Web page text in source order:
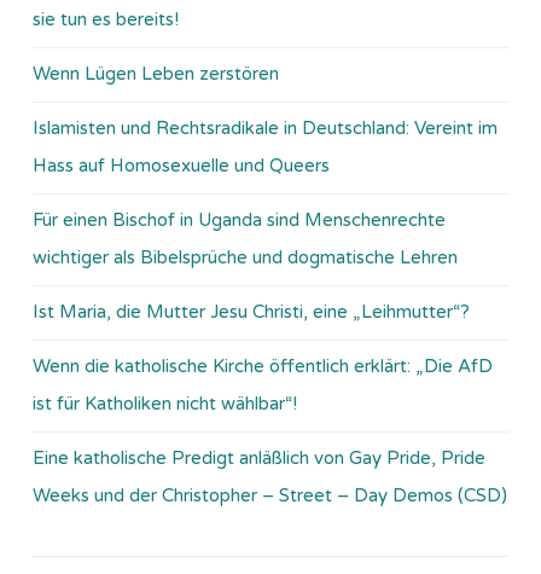
sie tun es bereits!
Wenn Lügen Leben zerstören
Islamisten und Rechtsradikale in Deutschland: Vereint im
Hass auf Homosexuelle und Queers
Für einen Bischof in Uganda sind Menschenrechte
wichtiger als Bibelsprüche und dogmatische Lehren
Ist Maria, die Mutter Jesu Christi, eine „Leihmutter“?
Wenn die katholische Kirche öffentlich erklärt: „Die AfD
ist für Katholiken nicht wählbar“!
Eine katholische Predigt anläßlich von Gay Pride, Pride
Weeks und der Christopher – Street – Day Demos (CSD)